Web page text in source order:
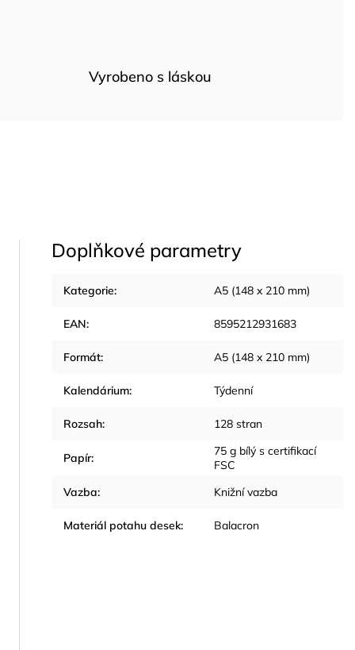
Vyrobeno s láskou
Doplňkové parametry
Kategorie: A5 (148 x 210 mm)
EAN: 8595212931683
Formát: A5 (148 x 210 mm)
Kalendárium: Týdenní
Rozsah: 128 stran
Papír:
75 g bílý s certifikací
FSC
Vazba: Knižní vazba
Materiál potahu desek: Balacron